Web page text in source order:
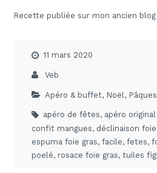
Recette publiée sur mon ancien blog
11 mars 2020
Veb
Apéro & buffet, Noël , Pâques
apéro de fêtes, apéro
confit mangues, déclinaison foie
espuma foie gras,facile,fetes,
poelé, rosace foie gras,tuiles